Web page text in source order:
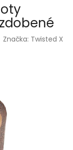
Značka: Twisted X